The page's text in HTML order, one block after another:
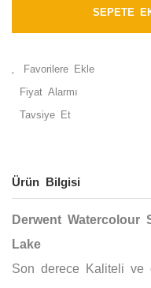
SEPETE
Fiyat Alarmı
Tavsiye Et
Ürün Bilgisi
Derwent Watercolour
Lake
Son derece Kaliteli ve